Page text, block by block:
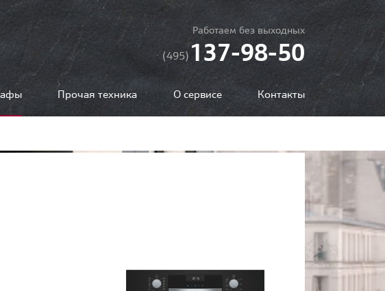
Работаем без выходных
(495)137-98-50
Прочая техника О сервисе Контакты